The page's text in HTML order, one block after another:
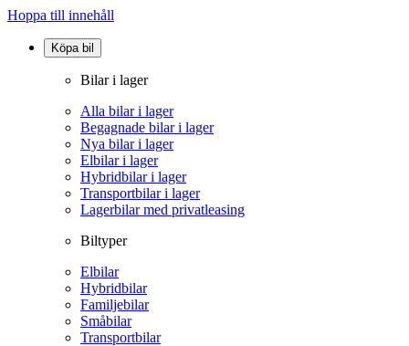
Hoppa till innehåll
Köpa bil
Bilar i lager
Alla bilar i lager
Begagnade bilar i lager
Nya bilar i lager
Elbilar i lager
Hybridbilar i lager
Transportbilar i lager
Lagerbilar med privatleasing
Biltyper
Elbilar
Hybridbilar
Familjebilar
Småbilar
Transportbilar